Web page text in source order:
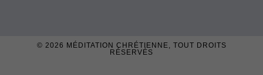
© 2026 MÉDITATION CHRÉTIENNE, TOUT DROITS
RÉSERVÉS